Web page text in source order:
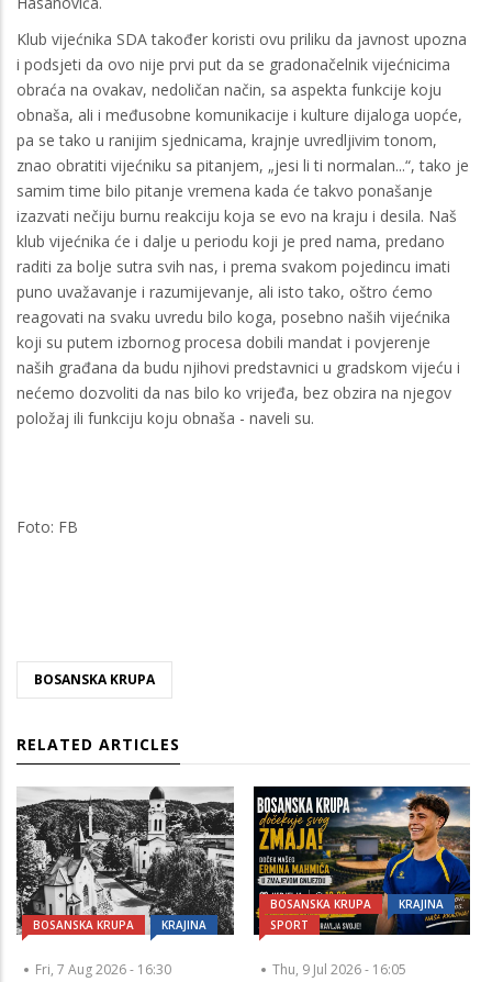
Klub vijećnika SDA također koristi ovu priliku da javnost upozna
i podsjeti da ovo nije prvi put da se gradonačelnik vijećnicima
obraća na ovakav, nedoličan način, sa aspekta funkcije koju
obnaša, ali i međusobne komunikacije i kulture dijaloga uopće,
pa se tako u ranijim sjednicama, krajnje uvredljivim tonom,
znao obratiti vijećniku sa pitanjem, „jesi li ti normalan...“, tako je
samim time bilo pitanje vremena kada će takvo ponašanje
izazvati nečiju burnu reakciju koja se evo na kraju i desila. Naš
klub vijećnika će i dalje u periodu koji je pred nama, predano
raditi za bolje sutra svih nas, i prema svakom pojedincu imati
puno uvažavanje i razumijevanje, ali isto tako, oštro ćemo
reagovati na svaku uvredu bilo koga, posebno naših vijećnika
koji su putem izbornog procesa dobili mandat i povjerenje
naših građana da budu njihovi predstavnici u gradskom vijeću i
nećemo dozvoliti da nas bilo ko vrijeđa, bez obzira na njegov
položaj ili funkciju koju obnaša - naveli su.
Foto: FB
BOSANSKA KRUPA
RELATED ARTICLES
BOSANSKA KRUPA KRAJINA
Fri, 7 Aug 2026 - 16:30
BOSANSKA KRUPA
KRAJINA
SPORT
Thu, 9 Jul 2026 - 16:05